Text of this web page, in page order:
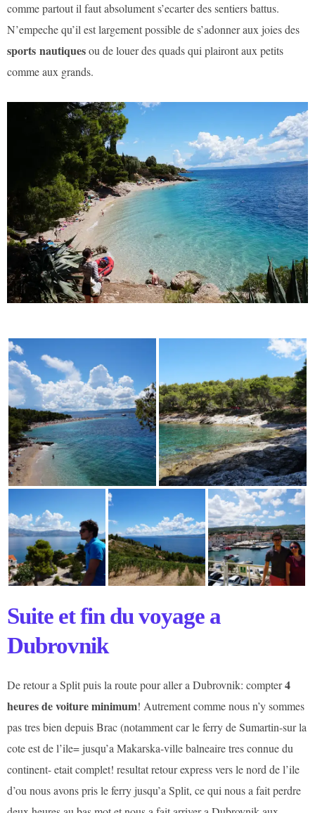
comme partout il faut absolument s’ecarter des sentiers battus.
N’empeche qu’il est largement possible de s’adonner aux joies des
sports nautiquesou de louer des quads qui plairont aux petits
comme aux grands.
Suite et fin du voyage a
Dubrovnik
De retour a Split puis la route pour aller a Dubrovnik: compter4
heures de voiture minimum! Autrement comme nous n’y sommes
pas tres bien depuis Brac (notamment car le ferry de Sumartin-sur la
cote est de l’ile= jusqu’a Makarska-ville balneaire tres connue du
continent- etait complet! resultat retour express vers le nord de l’ile
d’ou nous avons pris le ferry jusqu’a Split, ce qui nous a fait perdre